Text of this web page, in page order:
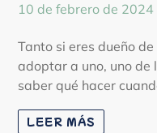
10 de febrero de 2024
Tanto si eres dueño
adoptar a uno, uno de
saber qué hacer
LEER MÁS